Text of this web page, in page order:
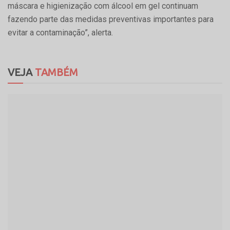
máscara e higienização com álcool em gel continuam
fazendo parte das medidas preventivas importantes para
evitar a contaminação”, alerta.
VEJATAMBÉM